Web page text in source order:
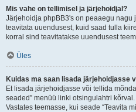
Mis vahe on tellimisel ja järjehoidjal?
Järjehoidja phpBB3's on peaaegu nagu
teavitata uuendusest, kuid saad tulla
korral sind teavitatakse uuendusest
Üles
Kuidas ma saan lisada järjehoidjasse
Et lisada järjehoidjasse või tellida
seaded” menüü linki otsingulahtri kõrval.
Vastates teemasse, kui seade “Teavita